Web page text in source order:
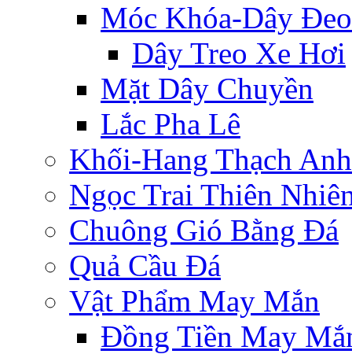
Móc Khóa-Dây Đeo
Dây Treo Xe Hơi
Mặt Dây Chuyền
Lắc Pha Lê
Khối-Hang Thạch Anh
Ngọc Trai Thiên
Chuông Gió Bằng Đá
Quả Cầu Đá
Vật Phẩm May Mắn
Đồng Tiền May